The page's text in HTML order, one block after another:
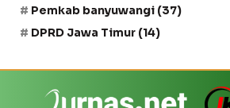
Pemkab banyuwangi (37)
DPRD Jawa Timur (14)